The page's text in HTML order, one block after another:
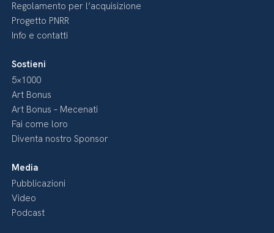
Regolamento per l’acquisizione
Progetto PNRR
Info e contatti
Sostieni
5×1000
Art Bonus
Art Bonus – Mecenati
Fai come loro
Diventa nostro Sponsor
Media
Pubblicazioni
Video
Podcast